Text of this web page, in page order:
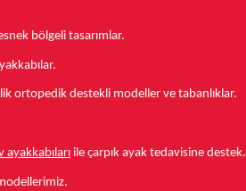
bölgeli tasarımlar.
ortopedik destekli modeller ve tabanlıklar.
ayakkabıları ile çarpık ayak tedavisine destek.